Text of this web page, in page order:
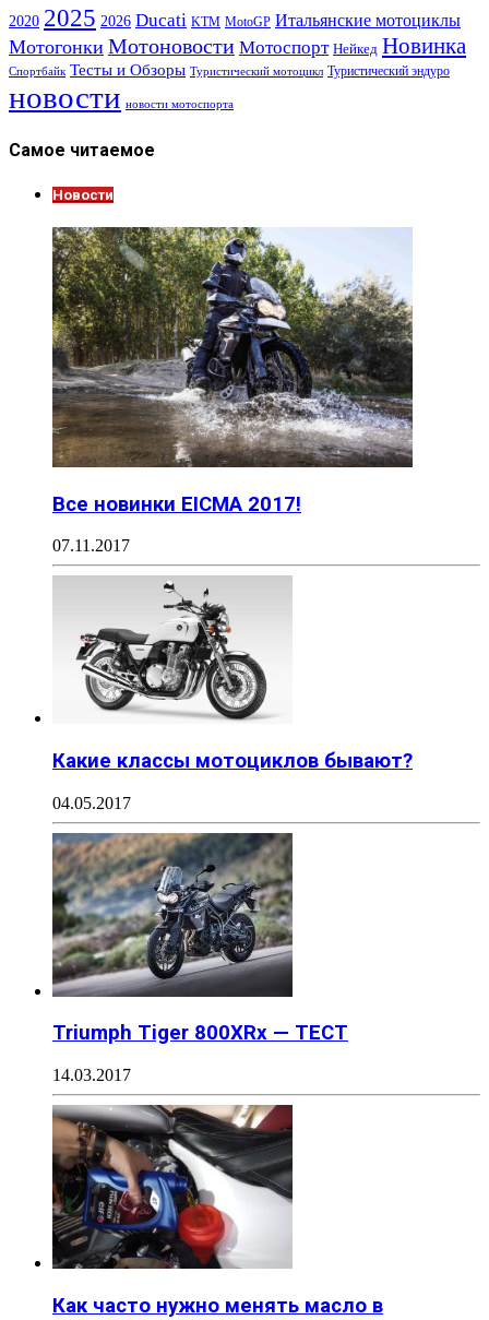
2020 2025 2026 Ducati KTM MotoGP Итальянские мотоциклы
Мотогонки Мотоновости Мотоспорт Нейкед Новинка
Спортбайк Тесты и Обзоры Туристический мотоцикл Туристический эндуро
новости новости мотоспорта
Самое читаемое
Новости
Все новинки EICMA 2017!
07.11.2017
Какие классы мотоциклов бывают?
04.05.2017
Triumph Tiger 800XRx — ТЕСТ
14.03.2017
Как часто нужно менять масло в